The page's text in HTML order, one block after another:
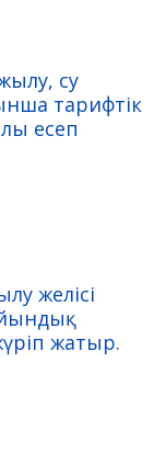
су
тарифтік
есеп
желісі
жатыр.